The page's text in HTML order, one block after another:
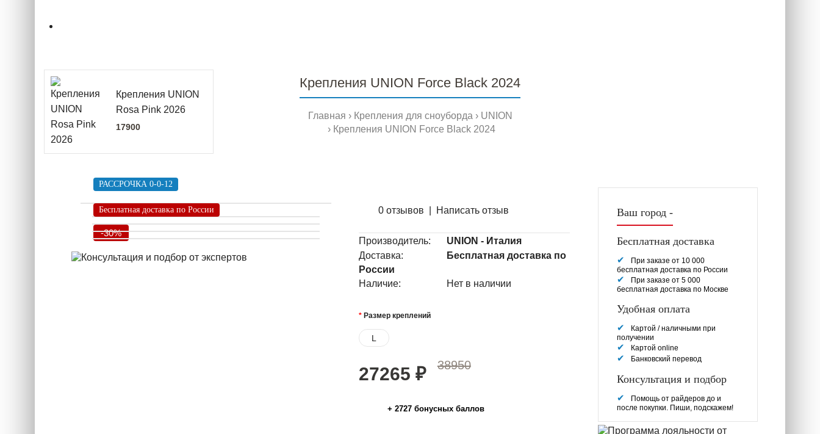
Крепления UNION
Rosa Pink 2026
17900
Крепления UNION Force Black 2024
Главная Крепления для сноуборда
UNION
Крепления UNION Force Black 2024
-30%
Бесплатная доставка по России
РАССРОЧКА 0-0-12
0 отзывов Написать отзыв
Производитель:
UNION - Италия
Доставка:
Бесплатная доставка по
России
Наличие:
Нет в наличии
Размер креплений
L
27265 ₽ 38950
+ 2727 бонусных баллов
Ваш город -
Бесплатная доставка
При заказе от 10 000
бесплатная доставка по России
При заказе от 5 000
бесплатная доставка по Москве
Удобная оплата
Картой / наличными при
получении
Картой online
Банковский перевод
Консультация и подбор
Помощь от райдеров до и
после покупки. Пиши, подскажем!